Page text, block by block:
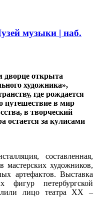
музыки | наб.
дворце открыта
художника»,
где рождается
путешествие в мир
в творческий
остается за кулисами
составленная,
мастерских художников,
артефактов. Выставка
фигур петербургской
лицо театра XX –